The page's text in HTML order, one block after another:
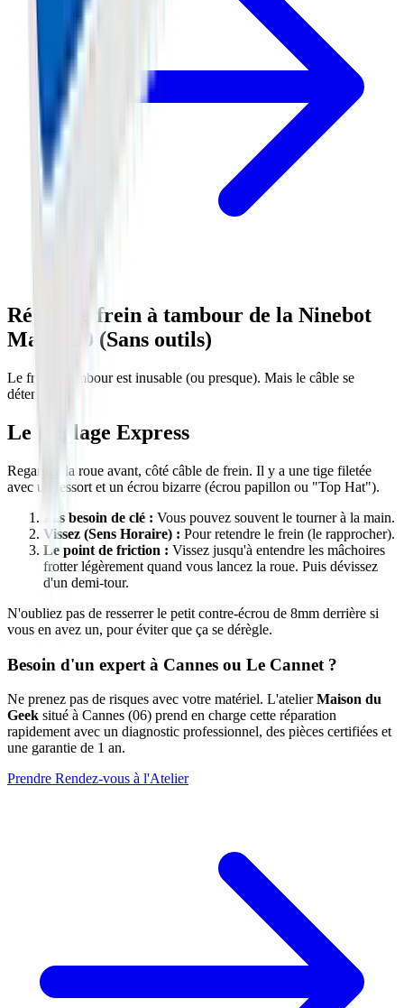
Régler le frein à tambour de la Ninebot
Max G30 (Sans outils)
Le frein à tambour est inusable (ou presque). Mais le câble se
détend.
Le Réglage Express
Regardez la roue avant, côté câble de frein. Il y a une tige filetée
avec un ressort et un écrou bizarre (écrou papillon ou "Top Hat").
Pas besoin de clé : Vous pouvez souvent le tourner à la main.
Vissez (Sens Horaire) : Pour retendre le frein (le rapprocher).
Le point de friction : Vissez jusqu'à entendre les mâchoires
frotter légèrement quand vous lancez la roue. Puis dévissez
d'un demi-tour.
N'oubliez pas de resserrer le petit contre-écrou de 8mm derrière si
vous en avez un, pour éviter que ça se dérègle.
Besoin d'un expert à Cannes ou Le Cannet ?
Ne prenez pas de risques avec votre matériel. L'atelierMaison du
Geek situé à Cannes (06) prend en charge cette réparation
rapidement avec un diagnostic professionnel, des pièces certifiées et
une garantie de 1 an.
Prendre Rendez-vous à l'Atelier